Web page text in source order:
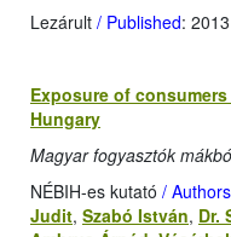
Lezárult / Published: 2013
Exposure of
Hungary
Magyar fogyasztók
NÉBIH-es kutató /
Judit, Szabó István, Dr.